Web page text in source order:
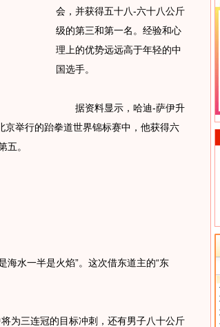
会，并获得五十八-六十八公斤
级的第三和第一名。经验和心
理上的优势远远高于年轻的中
国选手。
据资料显示，哈迪-萨伊升
举行的跆拳道世界锦标赛中，他获得六
五。
水一半是火焰”。这次借东道主的“东
三连冠的目标冲刺，还有男子八十公斤